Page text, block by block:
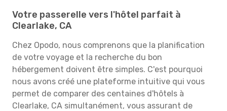
Votre passerelle vers l'hôtel parfait à
Clearlake, CA
Chez Opodo, nous comprenons que la planification
de votre voyage et la recherche du bon
hébergement doivent être simples. C'est pourquoi
nous avons créé une plateforme intuitive qui vous
permet de comparer des centaines d'hôtels à
Clearlake, CA simultanément, vous assurant de